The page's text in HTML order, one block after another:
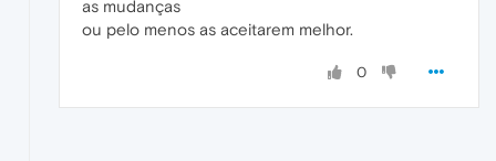
as mudanças
ou pelo menos as aceitarem melhor.
0